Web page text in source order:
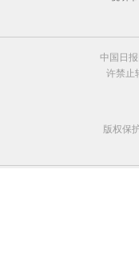
中国日
许禁止
版权保